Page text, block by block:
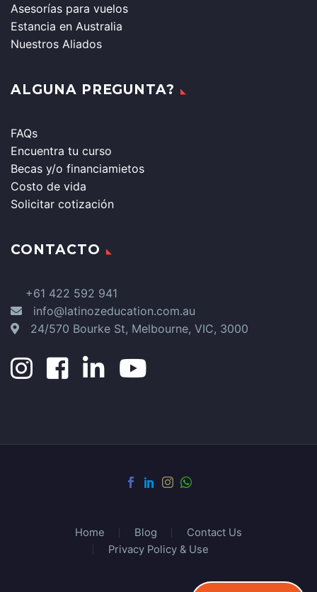
Asesorías para vuelos
Estancia en Australia
Nuestros Aliados
ALGUNA PREGUNTA?
FAQs
Encuentra tu curso
Becas y/o financiamietos
Costo de vida
Solicitar cotización
CONTACTO
+61 422 592 941
info@latinozeducation.com.au
24/570 Bourke St, Melbourne, VIC, 3000
Home Blog
Contact Us
Privacy Policy & Use